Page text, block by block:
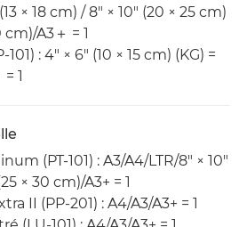
× 18 cm) / 8" × 10" (20 × 25 cm)
A3＋ = 1
: 4" × 6" (10 × 15 cm) (KG) =
1
(PT-101) : A3/A4/LTR/8" × 10"
× 30 cm)/A3+ = 1
II (PP-201) : A4/A3/A3+ = 1